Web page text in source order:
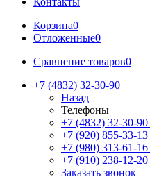
Корзина0
Отложенные0
Сравнение товаров0
+7 (4832) 32-30-90
Назад
Телефоны
+7 (4832) 32-30-90
+7 (920) 855-33-13
+7 (980) 313-61-16
+7 (910) 238-12-20
Заказать звонок